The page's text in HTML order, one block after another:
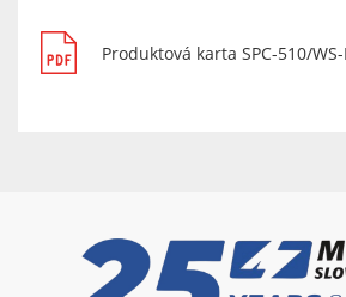
Produktová karta SPC-510/WS-